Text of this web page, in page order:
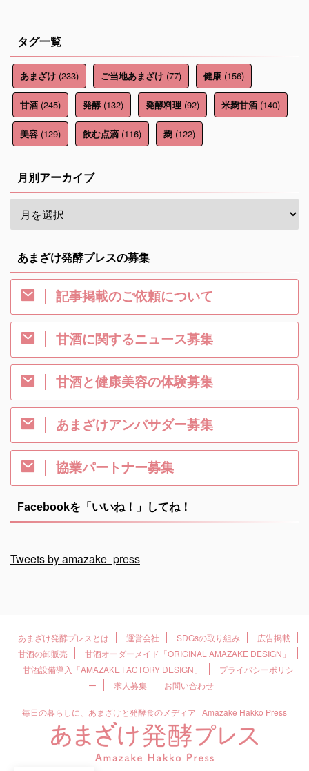
タグ一覧
あまざけ (233) ご当地あまざけ (77) 健康 (156)
甘酒 (245) 発酵(132) 発酵料理 (92) 米麹甘酒 (140)
美容 (129) 飲む点滴 (116) 麹 (122)
月別アーカイブ
あまざけ発酵プレスの募集
記事掲載のご依頼について
甘酒に関するニュース募集
甘酒と健康美容の体験募集
あまざけアンバサダー募集
協業パートナー募集
Facebookを「いいね！」してね！
Tweets by amazake_press
あまざけ発酵プレスとは 運営会社 SDGsの取り組み
広告掲載
甘酒の卸販売
甘酒オーダーメイド「ORIGINAL AMAZAKE DESIGN」
甘酒設備導入「AMAZAKE FACTORY DESIGN」
プライバシーポリシ
ー
求人募集 お問い合わせ
毎日の暮らしに、あまざけと発酵食のメディア | Amazake Hakko Press